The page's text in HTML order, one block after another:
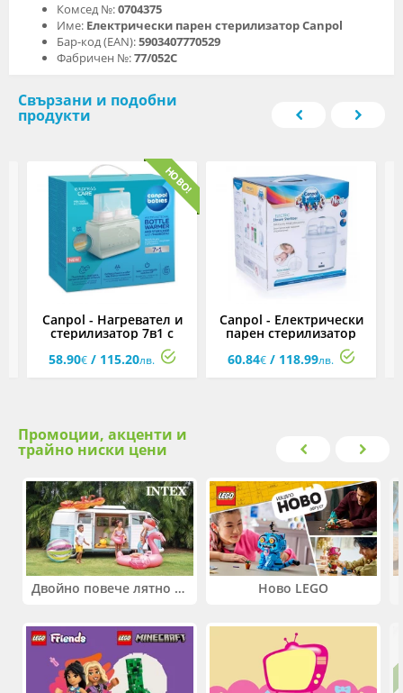
Комсед №:0704375
Име: Електрически парен стерилизатор Canpol
Бар-код (EAN):5903407770529
Фабричен №:77/052C
Свързани и подобни
продукти
Canpol - Нагревател и
стерилизатор 7в1 с
термостат и нощна
лампа
58.90€/ 115.20лв.
Canpol - Електрически
парен стерилизатор
60.84€/ 118.99лв.
Промоции, акценти и
трайно ниски цени
Двойно повече лятно забавление! Купи 2 продукта INTEX и вземи -33% Ново LEGO